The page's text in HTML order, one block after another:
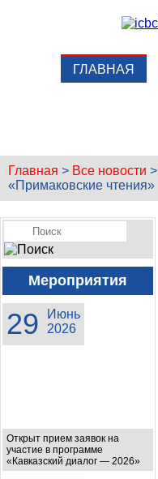
ГЛАВНАЯ
Главная > Все новости >
«Примаковские чтения»
Мероприятия
29
Июнь
2026
Открыт прием заявок на
участие в программе
«Кавказский диалог — 2026»